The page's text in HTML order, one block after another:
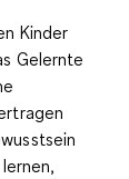
Kinder
Gelernte